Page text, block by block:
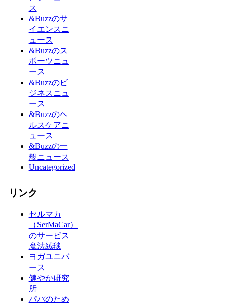
ス
&Buzzのサ
イエンスニ
ュース
&Buzzのス
ポーツニュ
ース
&Buzzのビ
ジネスニュ
ース
&Buzzのヘ
ルスケアニ
ュース
&Buzzの一
般ニュース
Uncategorized
リンク
セルマカ
（SerMaCar）
のサービス
魔法絨毯
ヨガユニバ
ース
健やか研究
所
パパのため